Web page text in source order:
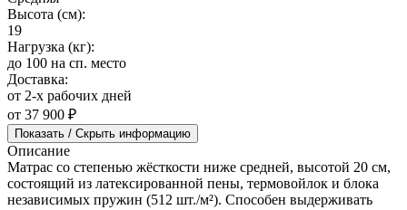
Высота (см):
19
Нагрузка (кг):
до 100 на сп. место
Доставка:
от 2-х рабочих дней
от 37 900 ₽
Показать / Скрыть информацию
Описание
Матрас со степенью жёсткости ниже средней, высотой 20 см,
состоящий из латексированной пены, термовойлок и блока
независимых пружин (512 шт./м²). Способен выдерживать